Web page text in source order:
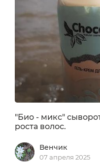
"Био - микс"
роста волос.
Венчик
07 апреля 2025